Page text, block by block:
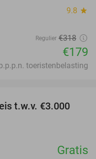
9.8 star
Regulier €318
€179
toeristenbelasting
t.w.v. €3.000
Gratis